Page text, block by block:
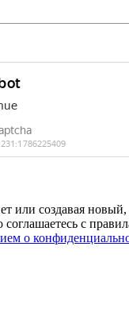
или создавая новый,
с
о